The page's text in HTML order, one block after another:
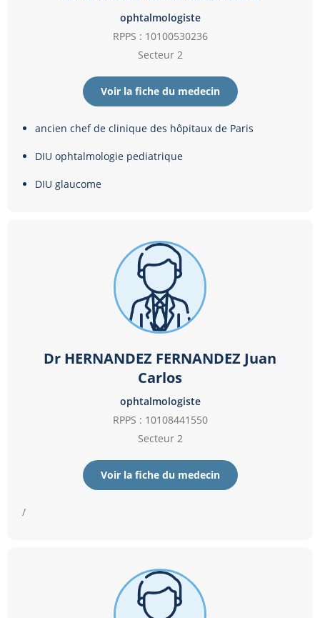
ophtalmologiste
RPPS : 10100530236
Secteur 2
Voir la fiche du medecin
ancien chef de clinique des hôpitaux de Paris
DIU ophtalmologie pediatrique
DIU glaucome
Dr HERNANDEZ FERNANDEZ Juan
Carlos
ophtalmologiste
RPPS : 10108441550
Secteur 2
Voir la fiche du medecin
/